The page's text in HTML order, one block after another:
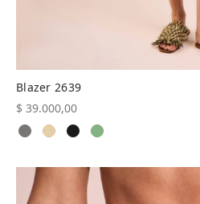
Blazer 2639
$ 39.000,00